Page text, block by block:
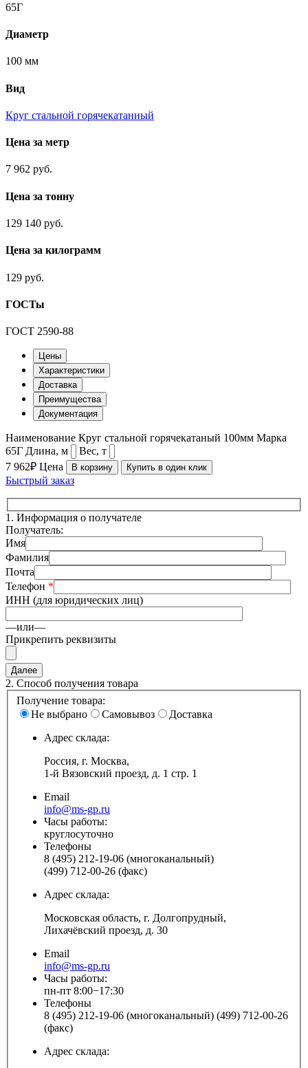
65Г
Диаметр
100 мм
Вид
Круг стальной горячекатанный
Цена за метр
7 962 руб.
Цена за тонну
129 140 руб.
Цена за килограмм
129 руб.
ГОСТы
ГОСТ 2590-88
Цены
Характеристики
Доставка
Преимущества
Документация
Наименование Круг стальной горячекатаный 100мм Марка
65Г Длина, м
Вес, т
7 962₽ Цена В корзину Купить в один клик
Быстрый заказ
1. Информация о получателе
Получатель:
Имя
Фамилия
Почта
Телефон *
ИНН (для юридических лиц)
—или—
Прикрепить реквизиты
2. Способ получения товара
Получение товара:
Не выбрано
Самовывоз
Доставка
Адрес склада:
Россия, г. Москва,
1-й Вязовский проезд, д. 1 стр. 1
Email
info@ms-gp.ru
Часы работы:
круглосуточно
Телефоны
8 (495) 212-19-06 (многоканальный)
(499) 712-00-26 (факс)
Адрес склада:
Московская область, г. Долгопрудный,
Лихачёвский проезд, д. 30
Email
info@ms-gp.ru
Часы работы:
пн-пт 8:00−17:30
Телефоны
8 (495) 212-19-06 (многоканальный) (499) 712-00-26
(факс)
Адрес склада: